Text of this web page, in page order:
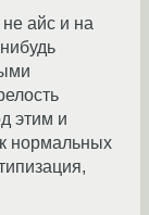
айс и на
этим и
нормальных